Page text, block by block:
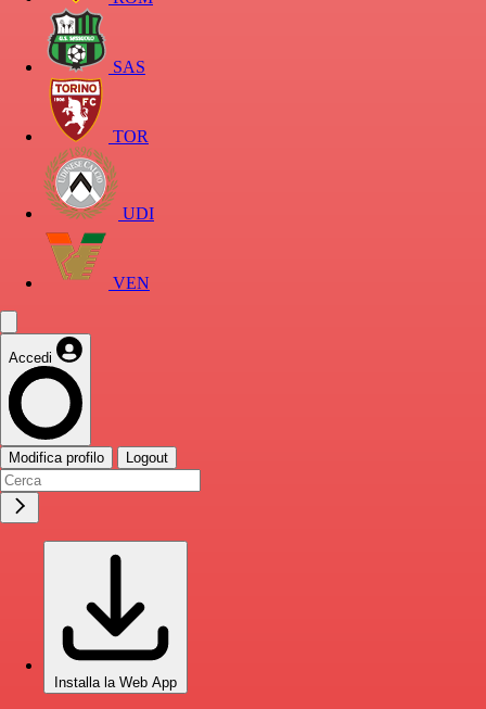
SAS
TOR
UDI
VEN
Accedi
Modifica profilo Logout
Installa la Web App